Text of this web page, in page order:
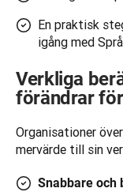
En praktisk
igång med
Verkliga
förändrar
Organisationer
mervärde till sin
Snabbare och